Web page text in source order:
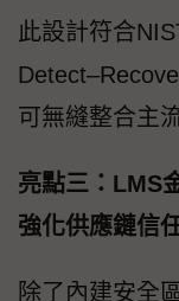
此設計符合
可無縫整合主
亮點三：LMS
強化供應鏈信
除了內建安全